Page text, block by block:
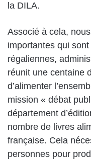
la DILA.
Associé à cela,
importantes qui
régaliennes,
réunit une centaine
d’alimenter
mission « débat
département
nombre de livres
française. Cela
personnes pour